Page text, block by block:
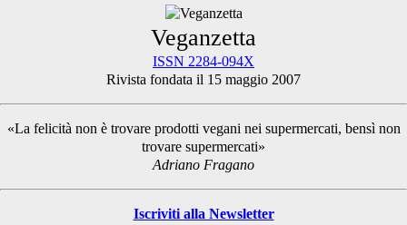
Sidebar
Veganzetta
ISSN 2284-094X
Rivista fondata il 15 maggio 2007
«La felicità non è trovare prodotti vegani nei supermercati, bensì non
trovare supermercati»
Adriano Fragano
Iscriviti alla Newsletter